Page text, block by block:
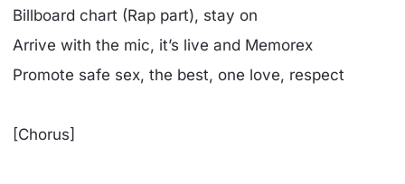
Billboard chart (Rap part), stay on
Arrive with the mic, it’s live and Memorex
Promote safe sex, the best, one love, respect
[Chorus]